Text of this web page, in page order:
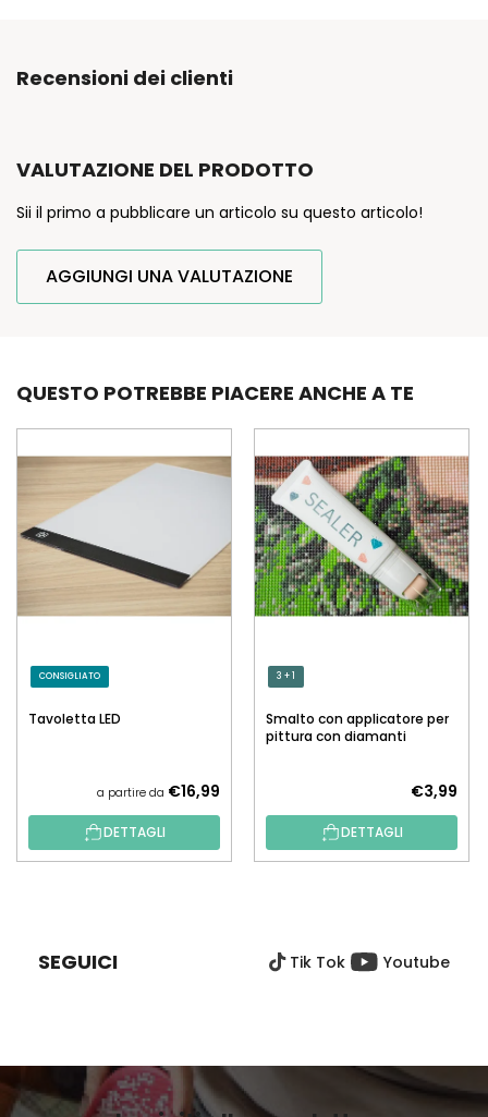
Recensioni dei clienti
VALUTAZIONE DEL PRODOTTO
Sii il primo a pubblicare un articolo su questo articolo!
AGGIUNGI UNA VALUTAZIONE
QUESTO POTREBBE PIACERE ANCHE A TE
CONSIGLIATO
Tavoletta LED
a partire da €16,99
DETTAGLI
3 + 1
Smalto con applicatore per
pittura con diamanti
€3,99
DETTAGLI
G
SEGUICI Tik Tok Youtube